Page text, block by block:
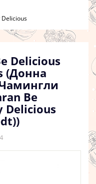
Delicious
Delicious
(Донна
Be
Delicious